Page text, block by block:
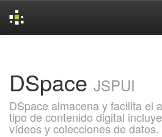
DSpace JSPUI
DSpace almacena y facilita el
tipo de contenido digital
vídeos y colecciones de datos.